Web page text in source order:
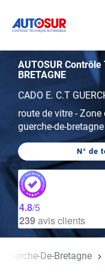
AUTOSUR Contrôle
BRETAGNE
CADO E. C.T
route de vitre -Zone
guerche-de-bretagne
N° de
4.8/5
239avis clients
Guerche-De-Bretagne